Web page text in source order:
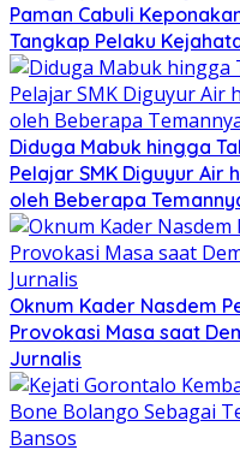
Paman Cabuli
Tangkap Pelaku
Diduga Mabuk hingga
Pelajar SMK Diguyur Air
oleh Beberapa
Oknum Kader Nasdem
Provokasi Masa saat
Jurnalis